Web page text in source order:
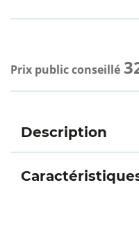
Prix public conseillé
Description